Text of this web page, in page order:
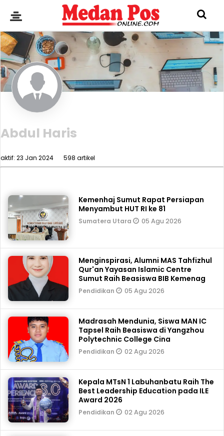
Abdul Haris
aktif: 23 Jan 2024 598 artikel
Kemenhaj Sumut Rapat Persiapan
Menyambut HUT RI ke 81
Sumatera Utara 05 Agu 2026
Menginspirasi, Alumni MAS Tahfizhul
Qur'an Yayasan Islamic Centre
Sumut Raih Beasiswa BIB Kemenag
Pendidikan 05 Agu 2026
Madrasah Mendunia, Siswa MAN IC
Tapsel Raih Beasiswa di Yangzhou
Polytechnic College Cina
Pendidikan 02 Agu 2026
Kepala MTsN 1 Labuhanbatu Raih The
Best Leadership Education pada ILE
Award 2026
Pendidikan 02 Agu 2026